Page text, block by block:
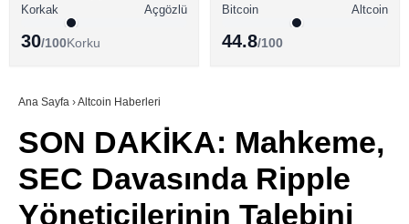
Youtube
TikTok
ALTCOİN HABERLERİ
SÖZLÜK
Korkak
Açgözlü
30/100Korku
Bitcoin
Altcoin
44.8/100
Ana Sayfa ›Altcoin Haberleri
SON DAKİKA: Mahkeme,
SEC Davasında Ripple
Yöneticilerinin Talebini